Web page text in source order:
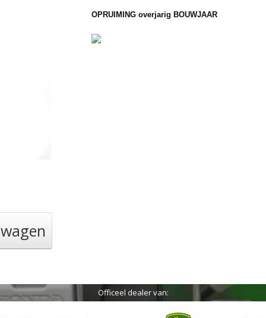
OPRUIMING overjarig BOUWJAAR
Officeel dealer van: